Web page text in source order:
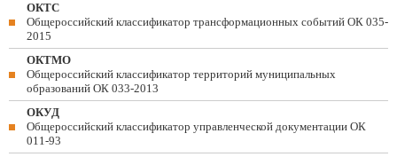
ОКТС
Общероссийский классификатор трансформационных событий ОК 035-
2015
ОКТМО
Общероссийский классификатор территорий муниципальных
образований ОК 033-2013
ОКУД
Общероссийский классификатор управленческой документации ОК
011-93